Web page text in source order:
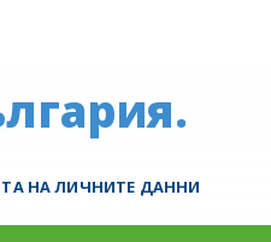
НА ЛИЧНИТЕ ДАННИ